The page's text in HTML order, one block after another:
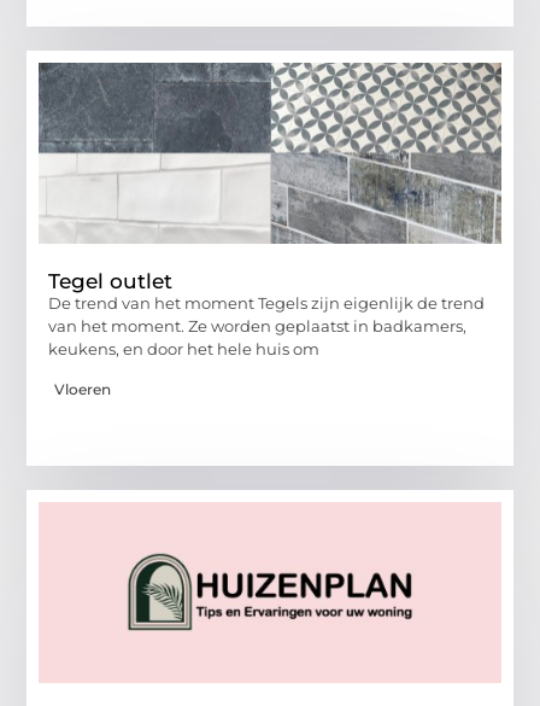
Tegel outlet
De trend van het moment Tegels zijn eigenlijk de trend
van het moment. Ze worden geplaatst in badkamers,
keukens, en door het hele huis om
Vloeren